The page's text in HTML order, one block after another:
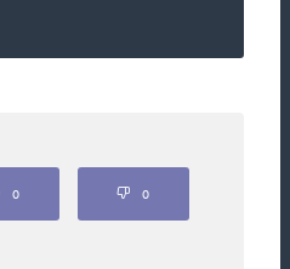
0 0